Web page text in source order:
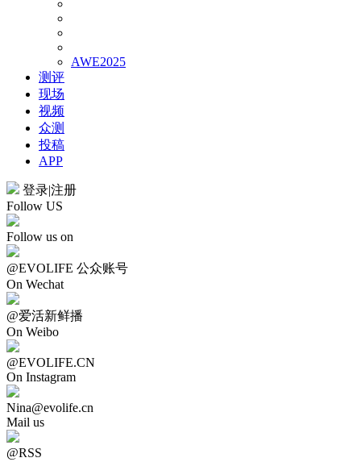
AWE2025
测评
现场
视频
众测
投稿
APP
登录|注册
Follow US
Follow us on
@EVOLIFE 公众账号
On Wechat
@爱活新鲜播
On Weibo
@EVOLIFE.CN
On Instagram
Nina@evolife.cn
Mail us
@RSS